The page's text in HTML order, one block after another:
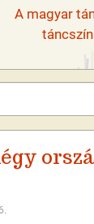
A magyar